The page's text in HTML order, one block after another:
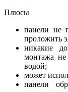
Плюсы
панели не
проложить
никакие
монтажа
водой;
может
панели